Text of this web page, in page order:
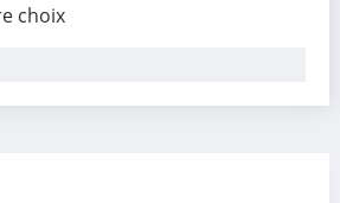
choix